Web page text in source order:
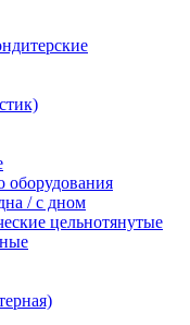
оборудования
/ с дном
цельнотянутые